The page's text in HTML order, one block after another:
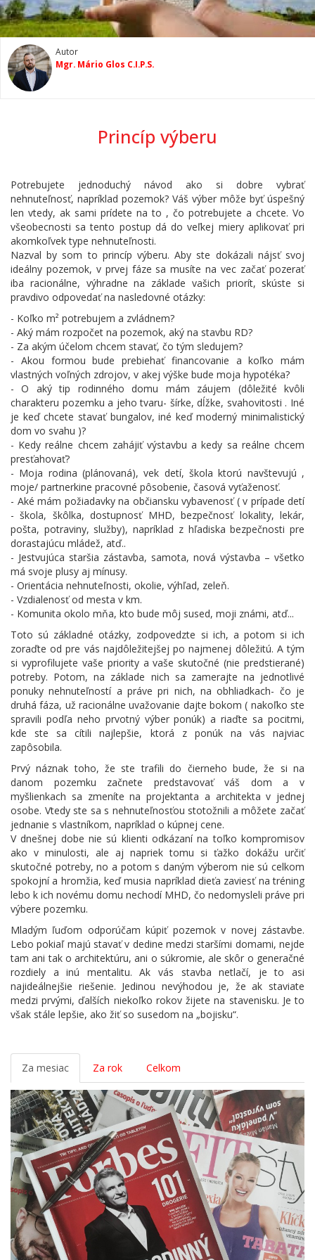
Autor
Mgr. Mário Glos C.I.P.S.
Princíp výberu
Potrebujete jednoduchý návod ako si dobre vybrať
nehnuteľnosť, napríklad pozemok? Váš výber môže byť úspešný
len vtedy, ak sami prídete na to , čo potrebujete a chcete. Vo
všeobecnosti sa tento postup dá do veľkej miery aplikovať pri
akomkoľvek type nehnuteľnosti.
Nazval by som to princíp výberu. Aby ste dokázali nájsť svoj
ideálny pozemok, v prvej fáze sa musíte na vec začať pozerať
iba racionálne, výhradne na základe vašich priorít, skúste si
pravdivo odpovedať na nasledovné otázky:
- Koľko m² potrebujem a zvládnem?
- Aký mám rozpočet na pozemok, aký na stavbu RD?
- Za akým účelom chcem stavať, čo tým sledujem?
- Akou formou bude prebiehať financovanie a koľko mám
vlastných voľných zdrojov, v akej výške bude moja hypotéka?
- O aký tip rodinného domu mám záujem (dôležité kvôli
charakteru pozemku a jeho tvaru- šírke, dĺžke, svahovitosti . Iné
je keď chcete stavať bungalov, iné keď moderný minimalistický
dom vo svahu )?
- Kedy reálne chcem zahájiť výstavbu a kedy sa reálne chcem
presťahovať?
- Moja rodina (plánovaná), vek detí, škola ktorú navštevujú ,
moje/ partnerkine pracovné pôsobenie, časová vyťaženosť.
- Aké mám požiadavky na občiansku vybavenosť ( v prípade detí
- škola, škôlka, dostupnosť MHD, bezpečnosť lokality, lekár,
pošta, potraviny, služby), napríklad z hľadiska bezpečnosti pre
dorastajúcu mládež, atď..
- Jestvujúca staršia zástavba, samota, nová výstavba – všetko
má svoje plusy aj mínusy.
- Orientácia nehnuteľnosti, okolie, výhľad, zeleň.
- Vzdialenosť od mesta v km.
- Komunita okolo mňa, kto bude môj sused, moji známi, atď...
Toto sú základné otázky, zodpovedzte si ich, a potom si ich
zoraďte od pre vás najdôležitejšej po najmenej dôležitú. A tým
si vyprofilujete vaše priority a vaše skutočné (nie predstierané)
potreby. Potom, na základe nich sa zamerajte na jednotlivé
ponuky nehnuteľností a práve pri nich, na obhliadkach- čo je
druhá fáza, už racionálne uvažovanie dajte bokom ( nakoľko ste
spravili podľa neho prvotný výber ponúk) a riaďte sa pocitmi,
kde ste sa cítili najlepšie, ktorá z ponúk na vás najviac
zapôsobila.
Prvý náznak toho, že ste trafili do čierneho bude, že si na
danom pozemku začnete predstavovať váš dom a v
myšlienkach sa zmeníte na projektanta a architekta v jednej
osobe. Vtedy ste sa s nehnuteľnosťou stotožnili a môžete začať
jednanie s vlastníkom, napríklad o kúpnej cene.
V dnešnej dobe nie sú klienti odkázaní na toľko kompromisov
ako v minulosti, ale aj napriek tomu si ťažko dokážu určiť
skutočné potreby, no a potom s daným výberom nie sú celkom
spokojní a hromžia, keď musia napríklad dieťa zaviesť na tréning
lebo k ich novému domu nechodí MHD, čo nedomysleli práve pri
výbere pozemku.
Mladým ľuďom odporúčam kúpiť pozemok v novej zástavbe.
Lebo pokiaľ majú stavať v dedine medzi staršími domami, nejde
tam ani tak o architektúru, ani o súkromie, ale skôr o generačné
rozdiely a inú mentalitu. Ak vás stavba netlačí, je to asi
najideálnejšie riešenie. Jedinou nevýhodou je, že ak staviate
medzi prvými, ďalších niekoľko rokov žijete na stavenisku. Je to
však stále lepšie, ako žiť so susedom na „bojisku“.
Za mesiac Za rok Celkom